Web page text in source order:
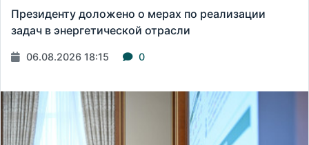
Президенту доложено о мерах по реализации
задач в энергетической отрасли
06.08.2026 18:15 0